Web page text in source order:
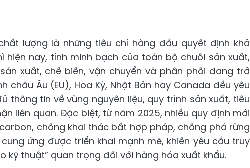
lượng là những tiêu chí hàng đầu quyết định khả
hiện nay, tính minh bạch của toàn bộ chuỗi sản xuất,
xuất, chế biến, vận chuyển và phân phối đang trở
châu Âu (EU), Hoa Kỳ, Nhật Bản hay Canada đều yêu
thông tin về vùng nguyên liệu, quy trình sản xuất, tiêu
liên quan. Đặc biệt, từ năm 2025, nhiều quy định mới
chống khai thác bất hợp pháp, chống phá rừng
ứng được triển khai mạnh mẽ, khiến yêu cầu truy
kỹ thuật” quan trọng đối với hàng hóa xuất khẩu.